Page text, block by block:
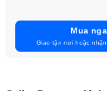
Mua
Giao tận nơi hoặc